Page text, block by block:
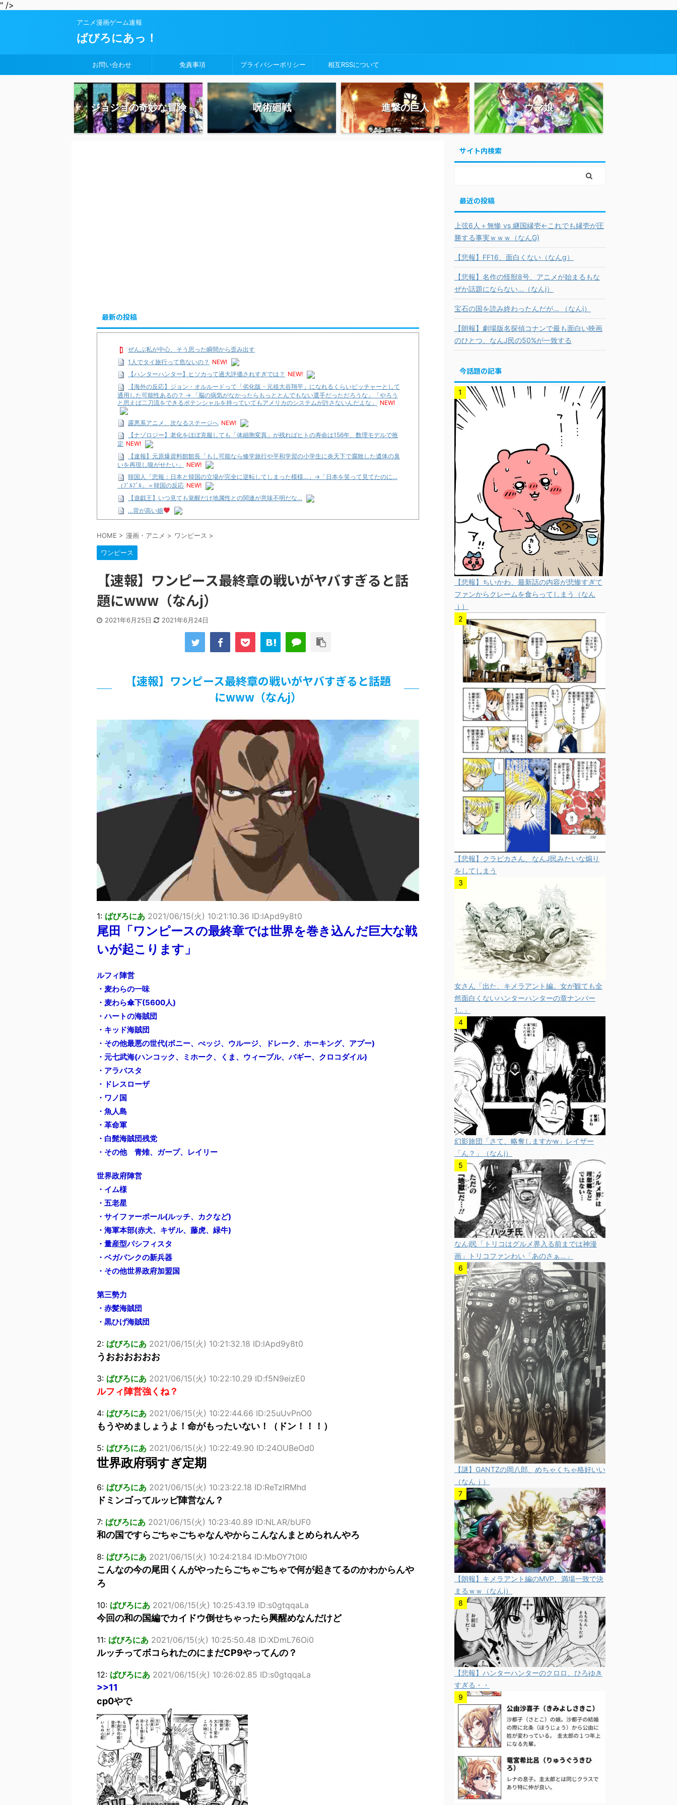
" />
アニメ漫画ゲーム速報
ばびろにあっ！
お問い合わせ 免責事項 プライバシーポリシー 相互RSSについて
ジョジョの奇妙な冒険 呪術廻戦 進撃の巨人 ウマ娘
最新の投稿
ぜんぶ私が中心、そう思った瞬間から歪み出す
1人でタイ旅行って危ないの？ NEW!
【ハンターハンター】ヒソカって過大評価されすぎでは？ NEW!
【海外の反応】ジョン・オルルードって「劣化版・元祖大谷翔平」になれるくらいピッチャーとして
通用した可能性あるの？ → 「脳の病気がなかったらもっととんでもない選手だっただろうな」「やろう
と思えば二刀流をできるポテンシャルを持っていてもアメリカのシステムが許さないんだよな」
NEW!
露悪系アニメ、次なるステージへ NEW!
【ナゾロジー】老化をほぼ克服しても「体細胞変異」が残ればヒトの寿命は156年、数理モデルで推
定 NEW!
【速報】元原爆資料館館長「もし可能なら修学旅行や平和学習の小学生に炎天下で腐敗した遺体の臭
いを再現し嗅がせたい」
NEW!
韓国人「悲報：日本と韓国の立場が完全に逆転してしまった模様…」→「日本を笑って見てたのに…
（ﾌﾞﾙﾌﾞﾙ」＝韓国の反応 NEW!
【遊戯王】いつ見ても覚醒だけ地属性との関連が意味不明だな…
…背が高い娘
「洋画に日本版主題歌は必要か?」論争
【ギャルゲ】「千恋*万花」のアニメ化決定でKOTOKOが主題歌歌うよ！
【R-18】真・女神転生 Road to the Transcendence【二次創作】 第２０話
北原ももさんの挑発!!!
【画像】この女優さん、可愛すぎる
【遊戯王】いつ見ても覚醒だけ地属性との関連が意味不明だな…
美少女図鑑AWARD2026グランプリ・榎本彩乃、グラビア披露！透明感が凄い！！
【朗報】齋藤飛鳥、前屈みで完全に見えてる動画が拡散されてしまう…
【画像】『プリズマ☆イリヤ』の新グッズ、流石に一線を越えてしまう
佐藤絢音ちゃん(11)が万バズ！！
「洋画に日本版主題歌は必要か?」論争
北原ももさんの挑発!!!
【画像】『プリズマ☆イリヤ』の新グッズ、流石に一線を越えてしまう
敵「ダンクーガは合体するまでが長過ぎてつまらない」←合体する前から面白いんだよなぁ
まとめチェッカーは閉鎖しました。RSSの解除をお願いします。
【信長の野望・新生】米問屋をどういう時にどこに建てるのかわからない
NHKにようこそ！を見終えたんだがｗｗｗ
Powered by livedoor 相互RSS
HOME > 漫画・アニメ > ワンピース >
ワンピース
【速報】ワンピース最終章の戦いがヤバすぎると話
題にwww（なんj）
2021年6月25日 2021年6月24日
【速報】ワンピース最終章の戦いがヤバすぎると話題
にwww（なんj）
1: ばびろにあ 2021/06/15(火) 10:21:10.36 ID:lApd9y8t0
尾田「ワンピースの最終章では世界を巻き込んだ巨大な戦
いが起こります」
ルフィ陣営
・麦わらの一味
・麦わら傘下(5600人)
・ハートの海賊団
・キッド海賊団
・その他最悪の世代(ボニー、べッジ、ウルージ、ドレーク、ホーキング、アプー)
・元七武海(ハンコック、ミホーク、くま、ウィーブル、バギー、クロコダイル)
・アラバスタ
・ドレスローザ
・ワノ国
・魚人島
・革命軍
・白髭海賊団残党
・その他 青雉、ガープ、レイリー
世界政府陣営
・イム様
・五老星
・サイファーポール(ルッチ、カクなど)
・海軍本部(赤犬、キザル、藤虎、緑牛)
・量産型パシフィスタ
・ベガパンクの新兵器
・その他世界政府加盟国
第三勢力
・赤髪海賊団
・黒ひげ海賊団
2: ばびろにあ 2021/06/15(火) 10:21:32.18 ID:lApd9y8t0
うおおおおおお
3: ばびろにあ 2021/06/15(火) 10:22:10.29 ID:f5N9eizE0
ルフィ陣営強くね？
4: ばびろにあ 2021/06/15(火) 10:22:44.66 ID:25uUvPnO0
もうやめましょうよ！命がもったいない！（ドン！！！）
5: ばびろにあ 2021/06/15(火) 10:22:49.90 ID:24OUBeOd0
世界政府弱すぎ定期
6: ばびろにあ 2021/06/15(火) 10:23:22.18 ID:ReTzIRMhd
ドミンゴってルッピ陣営なん？
7: ばびろにあ 2021/06/15(火) 10:23:40.89 ID:NLAR/bUF0
和の国ですらごちゃごちゃなんやからこんなんまとめられんやろ
8: ばびろにあ 2021/06/15(火) 10:24:21.84 ID:MbOY7t0l0
こんなの今の尾田くんがやったらごちゃごちゃで何が起きてるのかわからんや
ろ
10: ばびろにあ 2021/06/15(火) 10:25:43.19 ID:s0gtqqaLa
今回の和の国編でカイドウ倒せちゃったら興醒めなんだけど
11: ばびろにあ 2021/06/15(火) 10:25:50.48 ID:XDmL76Oi0
ルッチってボコられたのにまだCP9やってんの？
12: ばびろにあ 2021/06/15(火) 10:26:02.85 ID:s0gtqqaLa
>>11
cp0やで
サイト内検索
最近の投稿
上弦6人＋無惨 vs 継国縁壱←これでも縁壱が圧
勝する事実ｗｗｗ（なんG)
【悲報】FF16、面白くない（なんg）
【悲報】名作の怪獣8号、アニメが始まるもな
ぜか話題にならない...（なんj）
宝石の国を読み終わったんだが... （なんj）
【朗報】劇場版名探偵コナンで最も面白い映画
のひとつ、なんJ民の50%が一致する
今話題の記事
【悲報】ちいかわ、最新話の内容が悲惨すぎて
ファンからクレームを食らってしまう（なん
ｊ）
【悲報】クラピカさん、なんJ民みたいな煽り
をしてしまう
女さん「出た、キメラアント編。女が観ても全
然面白くないハンターハンターの章ナンバー
1…」
幻影旅団「さて、略奪しますかw」レイザー
「ん？」（なんj）
なんj民「トリコはグルメ界入る前までは神漫
画」トリコファンわい「あのさぁ…」
【謎】GANTZの岡八郎、めちゃくちゃ格好いい
（なんｊ）
【朗報】キメラアント編のMVP、満場一致で決
まるｗｗ（なんj）
【悲報】ハンターハンターのクロロ、ひろゆき
すぎる・・